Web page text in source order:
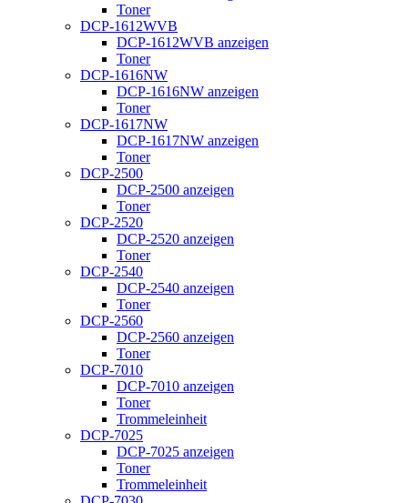
Toner
DCP-1612WVB
DCP-1612WVB anzeigen
Toner
DCP-1616NW
DCP-1616NW anzeigen
Toner
DCP-1617NW
DCP-1617NW anzeigen
Toner
DCP-2500
DCP-2500 anzeigen
Toner
DCP-2520
DCP-2520 anzeigen
Toner
DCP-2540
DCP-2540 anzeigen
Toner
DCP-2560
DCP-2560 anzeigen
Toner
DCP-7010
DCP-7010 anzeigen
Toner
Trommeleinheit
DCP-7025
DCP-7025 anzeigen
Toner
Trommeleinheit